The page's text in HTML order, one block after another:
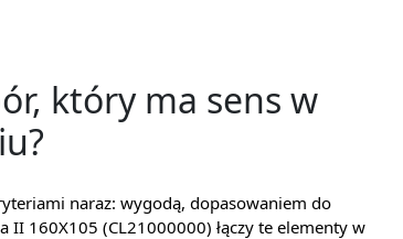
który ma sens w
naraz: wygodą, dopasowaniem do
II 160X105 (CL21000000) łączy te elementy w